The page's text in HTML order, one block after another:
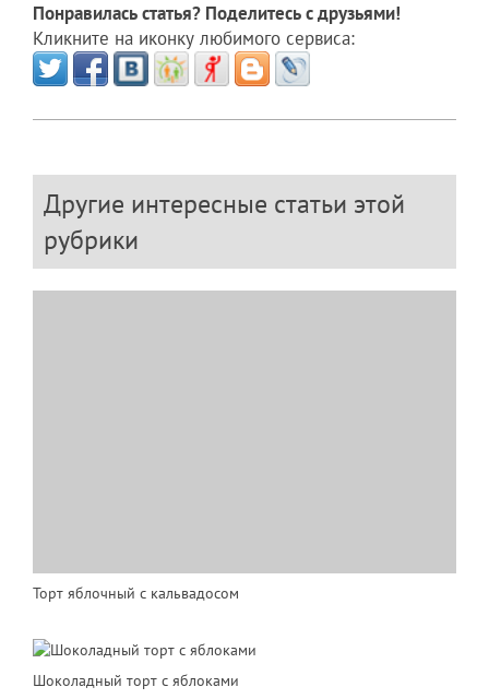
Понравилась статья? Поделитесь с друзьями!
Кликните на иконку любимого сервиса:
Другие интересные статьи этой
рубрики
Торт яблочный с кальвадосом
Шоколадный торт с яблоками